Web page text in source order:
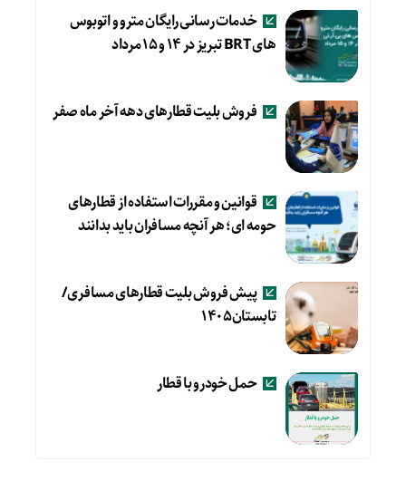
خدمات رسانی رایگان مترو و اتوبوس
های BRT تبریز در ۱۴ و ۱۵ مرداد
فروش بلیت قطارهای دهه آخر ماه صفر
قوانین و مقررات استفاده از قطارهای
حومه ای؛ هر آنچه مسافران باید بدانند
پیش فروش بلیت قطارهای مسافری/
تابستان۱۴۰۵
حمل خودرو با قطار